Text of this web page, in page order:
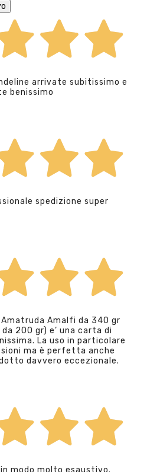
arrivate subitissimo e
benissimo
spedizione super
Amalfi da 340 gr
200 gr) e’ una carta di
La uso in particolare
ma è perfetta anche
davvero eccezionale.